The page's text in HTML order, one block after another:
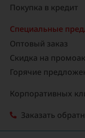
Покупка в кредит
Специальные
Оптовый заказ
Скидка на
Горячие
Корпоративных
Заказать